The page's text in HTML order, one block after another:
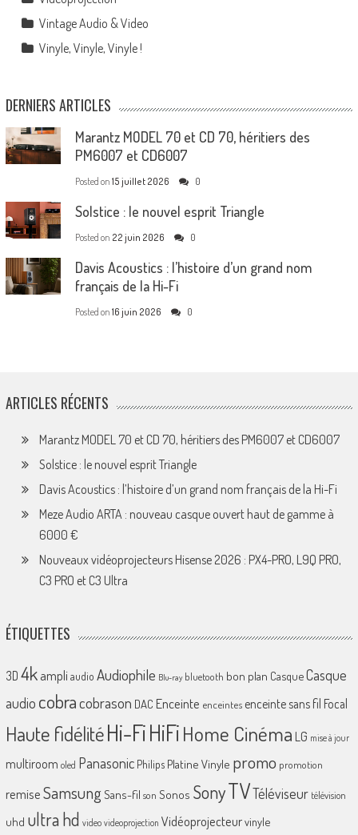
Vintage Audio & Video
Vinyle, Vinyle, Vinyle !
DERNIERS ARTICLES
Marantz MODEL 70 et CD 70, héritiers des
PM6007 et CD6007
Posted on 15 juillet 2026 0
Solstice : le nouvel esprit Triangle
Posted on 22 juin 2026 0
Davis Acoustics : l’histoire d’un grand nom
français de la Hi-Fi
Posted on 16 juin 2026 0
ARTICLES RÉCENTS
Marantz MODEL 70 et CD 70, héritiers des PM6007 et CD6007
Solstice : le nouvel esprit Triangle
Davis Acoustics : l’histoire d’un grand nom français de la Hi-Fi
Meze Audio ARTA : nouveau casque ouvert haut de gamme à
6000 €
Nouveaux vidéoprojecteurs Hisense 2026 : PX4-PRO, L9Q PRO,
C3 PRO et C3 Ultra
ÉTIQUETTES
3D 4k ampliaudio Audiophile Blu-ray bluetooth bon plan CasqueCasque
audio cobracobrason DAC Enceinte enceintes enceinte sans fil Focal
Haute fidélitéHi-FiHiFiHome Cinéma LG mise à jour
multiroom oled Panasonic Philips Platine Vinyle promo promotion
remiseSamsungSans-fil son Sonos SonyTVTéléviseur télévision
uhd ultra hd video videoprojection Vidéoprojecteurvinyle